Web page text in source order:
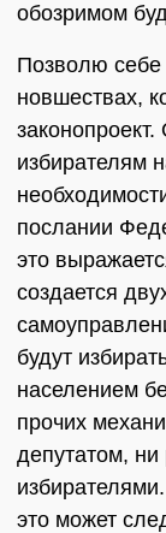
обозримом
Позволю себе
новшествах,
избирателям
послании
это
создается
будут
населением
прочих
депутатом, ни
это может